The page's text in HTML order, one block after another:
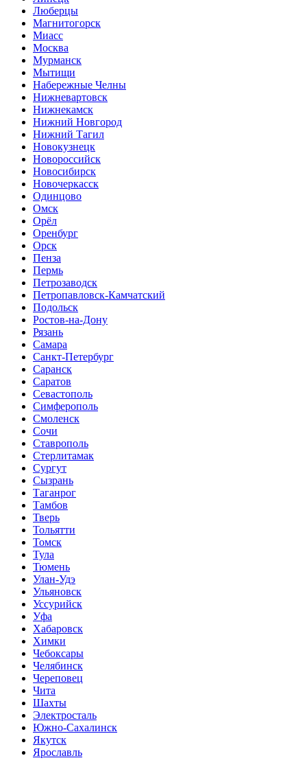
Люберцы
Магнитогорск
Миасс
Москва
Мурманск
Мытищи
Набережные Челны
Нижневартовск
Нижнекамск
Нижний Новгород
Нижний Тагил
Новокузнецк
Новороссийск
Новосибирск
Новочеркасск
Одинцово
Омск
Орёл
Оренбург
Орск
Пенза
Пермь
Петрозаводск
Петропавловск-Камчатский
Подольск
Ростов-на-Дону
Рязань
Самара
Санкт-Петербург
Саранск
Саратов
Севастополь
Симферополь
Смоленск
Сочи
Ставрополь
Стерлитамак
Сургут
Сызрань
Таганрог
Тамбов
Тверь
Тольятти
Томск
Тула
Тюмень
Улан-Удэ
Ульяновск
Уссурийск
Уфа
Хабаровск
Химки
Чебоксары
Челябинск
Череповец
Чита
Шахты
Электросталь
Южно-Сахалинск
Якутск
Ярославль